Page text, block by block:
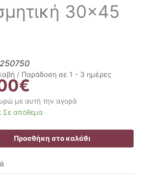
30×45
/ Παράδοση σε 1 - 3 ημέρες
€
τρέχουσα
τιμή
είναι:
9.00€.
με αυτή την αγορά
Σε απόθεμα
Προσθήκη στο καλάθι